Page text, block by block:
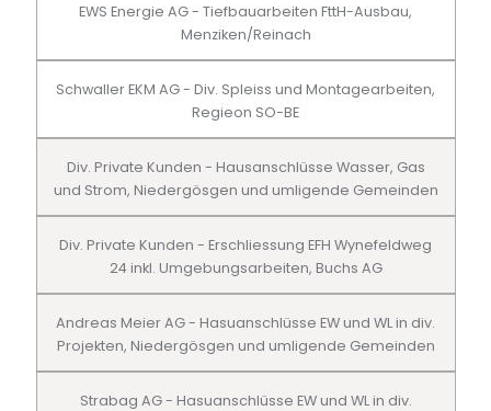
EWS Energie AG - Tiefbauarbeiten FttH-Ausbau,
Menziken/Reinach
Schwaller EKM AG - Div. Spleiss und Montagearbeiten,
Regieon SO-BE
Div. Private Kunden - Hausanschlüsse Wasser, Gas
und Strom, Niedergösgen und umligende Gemeinden
Div. Private Kunden - Erschliessung EFH Wynefeldweg
24 inkl. Umgebungsarbeiten, Buchs AG
Andreas Meier AG - Hasuanschlüsse EW und WL in div.
Projekten, Niedergösgen und umligende Gemeinden
Strabag AG - Hasuanschlüsse EW und WL in div.